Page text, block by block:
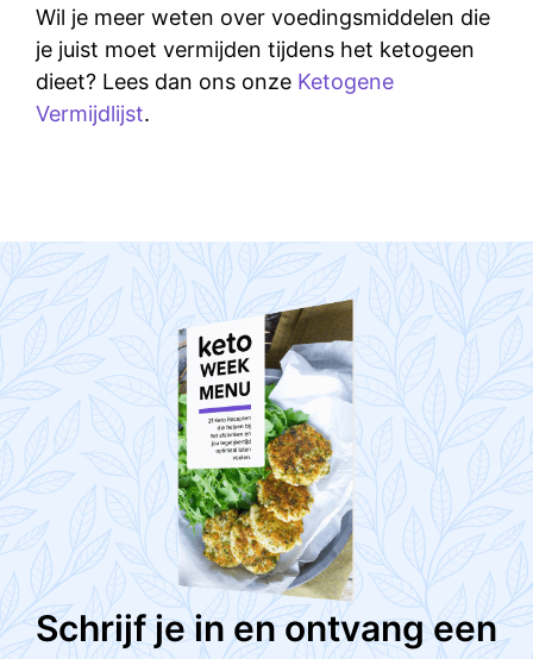
Wil je meer weten over voedingsmiddelen die
je juist moet vermijden tijdens het ketogeen
dieet? Lees dan ons onze Ketogene
Vermijdlijst.
Schrijf je in en ontvang een